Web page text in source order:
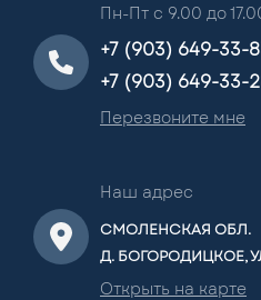
Пн-Пт с 9.00 до
+7 (903) 649-33-
+7 (903) 649-33-
Перезвоните мне
Наш адрес
СМОЛЕНСКАЯ ОБЛ.
Д. БОГОРОДИЦКОЕ,
Открыть на карте